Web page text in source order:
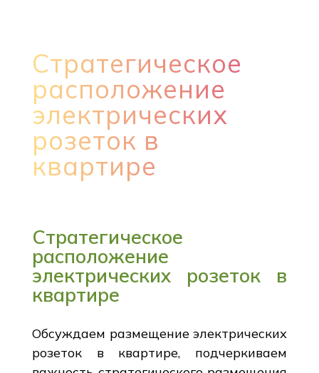
Стратегическое
расположение
электрических
розеток в
квартире
Стратегическое
расположение
электрических розеток в
квартире
Обсуждаем размещение электрических
розеток в квартире, подчеркиваем